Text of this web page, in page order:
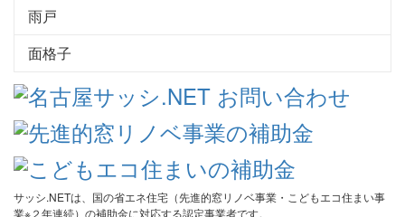
雨戸
面格子
サッシ.NETは、国の省エネ住宅（先進的窓リノベ事業・こどもエコ住まい事
業※２年連続）の補助金に対応する認定事業者です。